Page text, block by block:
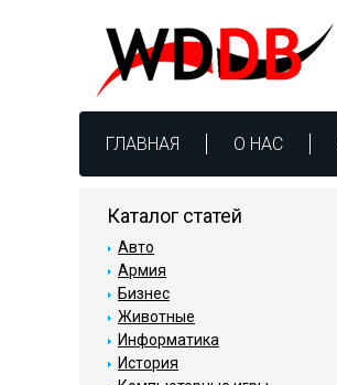
ГЛАВНАЯ О НАС
Каталог статей
Авто
Армия
Бизнес
Животные
Информатика
История